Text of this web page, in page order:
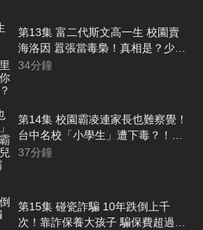
第13集 富二代斯文高一生 校園賣
海洛因 囂張當毒梟！真相是？少年
挺險搶當車手 不怕被抓全因刑責太
34分鐘
第14集 校園霸凌連家長也難察覺！
台中名校「小學生」遭下毒？！無
所不在的同儕霸凌！師長不處理就
37分鐘
第15集 碰瓷詐騙 10年跌倒上千
次！靠詐保養大孩子 騙保費超過5